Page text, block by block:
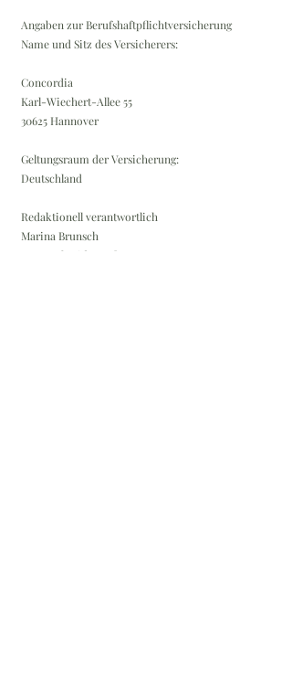
Angaben zur Berufshaftpflichtversicherung
Name und Sitz des Versicherers:
Concordia
Karl-Wiechert-Allee 55
30625 Hannover
Geltungsraum der Versicherung:
Deutschland
Redaktionell verantwortlich
Marina Brunsch
Papa-Schmid-Straße 2